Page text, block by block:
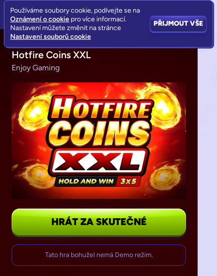
Hotfire Coins XXL
Enjoy Gaming
HRÁT ZA SKUTEČNÉ
Tato hra bohužel nemá Demo režim.
Používáme soubory cookie, podívejte se na
Oznámení o cookie pro více informací.
Nastavení můžete změnit na stránce
Nastavení souborů cookie
PŘIJMOUT VŠE